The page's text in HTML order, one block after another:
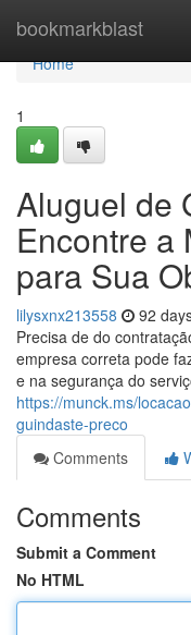
bookmarkblast
Home
Home
1
Aluguel de
Encontre a
para Sua
lilysxnx213558 92
Precisa de do
empresa correta pode
e na segurança do
https://munck.ms/
guindaste-preco
Comments
Comments
Submit a Comment
No HTML